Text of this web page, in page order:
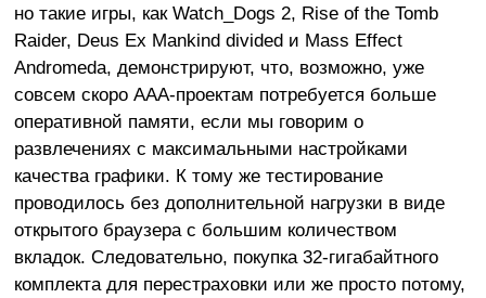
но такие игры, как Watch_Dogs 2, Rise of the Tomb
Raider, Deus Ex Mankind divided и Mass Effect
Andromeda, демонстрируют, что, возможно, уже
совсем скоро ААА-проектам потребуется больше
оперативной памяти, если мы говорим о
развлечениях с максимальными настройками
качества графики. К тому же тестирование
проводилось без дополнительной нагрузки в виде
открытого браузера с большим количеством
вкладок. Следовательно, покупка 32-гигабайтного
комплекта для перестраховки или же просто потому,